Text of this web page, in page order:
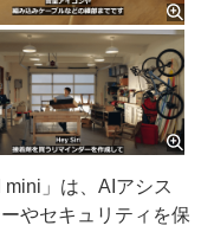
」は、AIアシス
やセキュリティを保